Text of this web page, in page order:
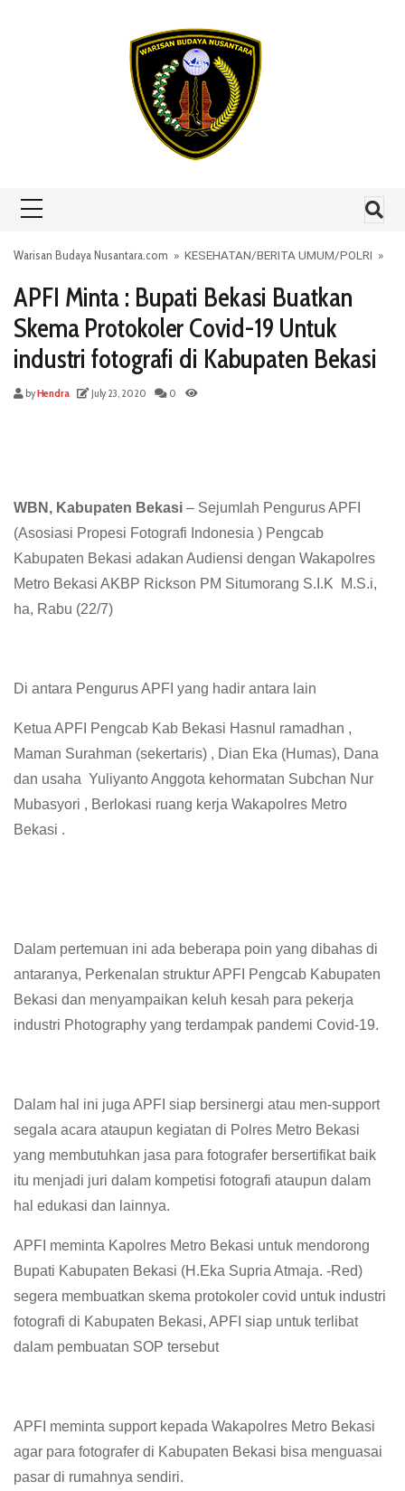
Warisan Budaya Nusantara.com » KESEHATAN/BERITA UMUM/POLRI »
APFI Minta : Bupati Bekasi Buatkan
Skema Protokoler Covid-19 Untuk
industri fotografi di Kabupaten Bekasi
byHendra July 23, 2020 0
WBN, Kabupaten Bekasi – Sejumlah Pengurus APFI
(Asosiasi Propesi Fotografi Indonesia ) Pengcab
Kabupaten Bekasi adakan Audiensi dengan Wakapolres
Metro Bekasi AKBP Rickson PM Situmorang S.I.K M.S.i,
ha, Rabu (22/7)
Di antara Pengurus APFI yang hadir antara lain
Ketua APFI Pengcab Kab Bekasi Hasnul ramadhan ,
Maman Surahman (sekertaris) , Dian Eka (Humas), Dana
dan usaha Yuliyanto Anggota kehormatan Subchan Nur
Mubasyori , Berlokasi ruang kerja Wakapolres Metro
Bekasi .
Dalam pertemuan ini ada beberapa poin yang dibahas di
antaranya, Perkenalan struktur APFI Pengcab Kabupaten
Bekasi dan menyampaikan keluh kesah para pekerja
industri Photography yang terdampak pandemi Covid-19.
Dalam hal ini juga APFI siap bersinergi atau men-support
segala acara ataupun kegiatan di Polres Metro Bekasi
yang membutuhkan jasa para fotografer bersertifikat baik
itu menjadi juri dalam kompetisi fotografi ataupun dalam
hal edukasi dan lainnya.
APFI meminta Kapolres Metro Bekasi untuk mendorong
Bupati Kabupaten Bekasi (H.Eka Supria Atmaja. -Red)
segera membuatkan skema protokoler covid untuk industri
fotografi di Kabupaten Bekasi, APFI siap untuk terlibat
dalam pembuatan SOP tersebut
APFI meminta support kepada Wakapolres Metro Bekasi
agar para fotografer di Kabupaten Bekasi bisa menguasai
pasar di rumahnya sendiri.